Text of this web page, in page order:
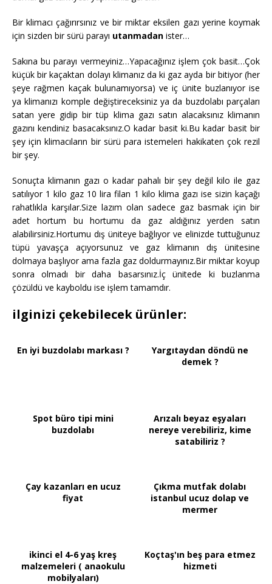
Bir klimacı çağırırsınız ve bir miktar eksilen gazı yerine koymak
için sizden bir sürü parayı utanmadan ister…
Sakına bu parayı vermeyiniz…Yapacağınız işlem çok basit…Çok
küçük bir kaçaktan dolayı klimanız da ki gaz ayda bir bitiyor (her
şeye rağmen kaçak bulunamıyorsa) ve iç ünite buzlanıyor ise
ya klimanızı komple değiştireceksiniz ya da buzdolabı parçaları
satan yere gidip bir tüp klima gazı satın alacaksınız klimanın
gazını kendiniz basacaksınız.O kadar basit ki.Bu kadar basit bir
şey için klimacıların bir sürü para istemeleri hakikaten çok rezil
bir şey.
Sonuçta klimanın gazı o kadar pahalı bir şey değil kilo ile gaz
satılıyor 1 kilo gaz 10 lira filan 1 kilo klima gazı ise sizin kaçağı
rahatlıkla karşılar.Size lazım olan sadece gaz basmak için bir
adet hortum bu hortumu da gaz aldığınız yerden satın
alabilirsiniz.Hortumu dış üniteye bağlıyor ve elinizde tuttuğunuz
tüpü yavaşça açıyorsunuz ve gaz klimanın dış ünitesine
dolmaya başlıyor ama fazla gaz doldurmayınız.Bir miktar koyup
sonra olmadı bir daha basarsınız.İç ünitede ki buzlanma
çözüldü ve kayboldu ise işlem tamamdır.
ilginizi çekebilecek ürünler:
En iyi buzdolabı markası ?
Yargıtaydan döndü ne
demek ?
Spot büro tipi mini
buzdolabı
Arızalı beyaz eşyaları
nereye verebiliriz, kime
satabiliriz ?
Çay kazanları en ucuz
fiyat
Çıkma mutfak dolabı
istanbul ucuz dolap ve
mermer
ikinci el 4-6 yaş kreş
malzemeleri ( anaokulu
mobilyaları)
Koçtaş'ın beş para etmez
hizmeti